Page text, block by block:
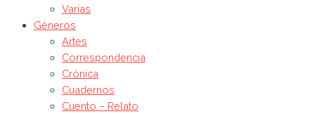
Varias
Géneros
Artes
Correspondencia
Crónica
Cuadernos
Cuento – Relato